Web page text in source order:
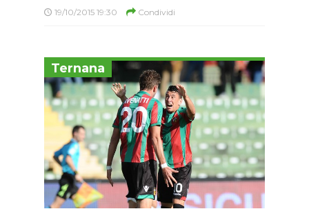
19/10/2015 19:30 Condividi
Ternana